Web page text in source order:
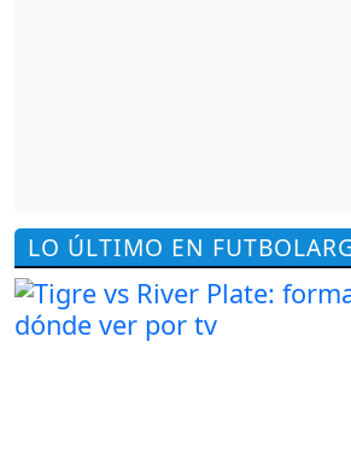
LO ÚLTIMO EN